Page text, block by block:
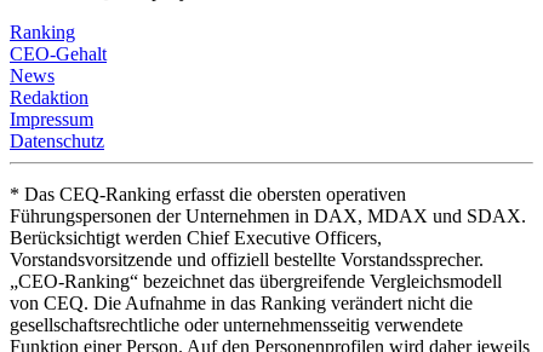
Ranking
CEO-Gehalt
News
Redaktion
Impressum
Datenschutz
* Das CEQ-Ranking erfasst die obersten operativen
Führungspersonen der Unternehmen in DAX, MDAX und SDAX.
Berücksichtigt werden Chief Executive Officers,
Vorstandsvorsitzende und offiziell bestellte Vorstandssprecher.
„CEO-Ranking“ bezeichnet das übergreifende Vergleichsmodell
von CEQ. Die Aufnahme in das Ranking verändert nicht die
gesellschaftsrechtliche oder unternehmensseitig verwendete
Funktion einer Person. Auf den Personenprofilen wird daher jeweils